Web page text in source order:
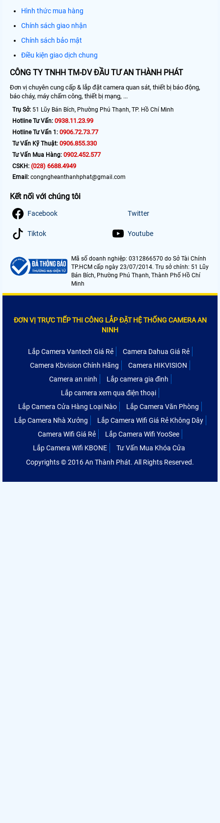
Hình thức mua hàng
Chính sách giao nhận
Chính sách bảo mật
Điều kiện giao dịch chung
CÔNG TY TNHH TM-DV ĐẦU TƯ AN THÀNH PHÁT
Đơn vị chuyên cung cấp & lắp đặt camera quan sát, thiết bị báo động,
báo cháy, máy chấm công, thiết bị mạng, ...
Trụ Sở: 51 Lũy Bán Bích, Phường Phú Thạnh, TP. Hồ Chí Minh
Hotline Tư Vấn: 0938.11.23.99
Hotline Tư Vấn 1: 0906.72.73.77
Tư Vấn Kỹ Thuật: 0906.855.330
Tư Vấn Mua Hàng: 0902.452.577
CSKH: (028) 6688.4949
Email: congngheanthanhphat@gmail.com
Kết nối với chúng tôi
Facebook Twitter
Tiktok Youtube
Mã số doanh nghiệp: 0312866570 do Sở Tài Chính
TP.HCM cấp ngày 23/07/2014. Trụ sở chính: 51 Lũy
Bán Bích, Phường Phú Thạnh, Thành Phố Hồ Chí
Minh
ĐƠN VỊ TRỰC TIẾP THI CÔNG LẮP ĐẶT HỆ THỐNG CAMERA AN
NINH
Lắp Camera Vantech Giá Rẻ
Camera Dahua Giá Rẻ
Camera Kbvision Chính Hãng
Camera HIKVISION
Camera an ninh
Lắp camera gia đình
Lắp camera xem qua điện thoại
Lắp Camera Cửa Hàng Loại Nào
Lắp Camera Văn Phòng
Lắp Camera Nhà Xưởng
Lắp Camera Wifi Giá Rẻ Không Dây
Camera Wifi Giá Rẻ
Lắp Camera Wifi YooSee
Lắp Camera Wifi KBONE
Tư Vấn Mua Khóa Cửa
Copyrights © 2016 An Thành Phát. All Rights Reserved.